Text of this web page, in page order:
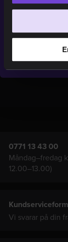
den runda
Senaste
Unika
Ta del av
0771 13 43 00
Måndag–fredag
12.00–13.00)
Vi svarar på din